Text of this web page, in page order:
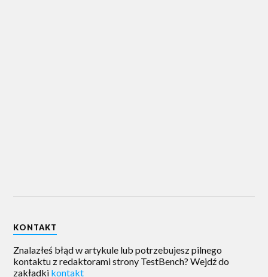
KONTAKT
Znalazłeś błąd w artykule lub potrzebujesz pilnego
kontaktu z redaktorami strony TestBench? Wejdź do
zakładki kontakt